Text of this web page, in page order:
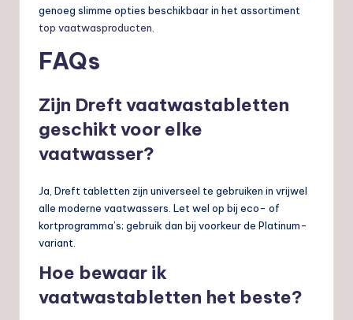
genoeg slimme opties beschikbaar in het assortiment
top vaatwasproducten
FAQs
Zijn Dreft vaatwastabletten
geschikt voor elke
vaatwasser?
Ja, Dreft tabletten zijn universeel te gebruiken in vrijwel
alle moderne vaatwassers. Let wel op bij eco- of
kortprogramma’s; gebruik dan bij voorkeur de Platinum-
variant.
Hoe bewaar ik
vaatwastabletten het beste?